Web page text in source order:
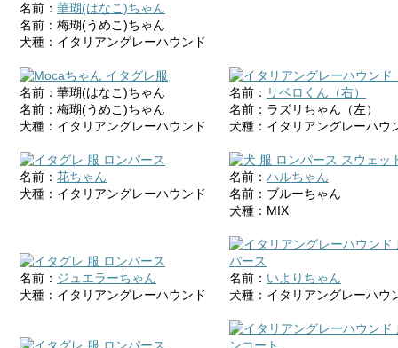
名前： 華瑚(はなこ)ちゃん
名前：梅瑚(うめこ)ちゃん
犬種：イタリアングレーハウンド
名前：華瑚(はなこ)ちゃん
名前：梅瑚(うめこ)ちゃん
犬種：イタリアングレーハウンド
名前： リベロくん（右）
名前：ラズリちゃん（左）
犬種：イタリアングレーハウ
名前： 花ちゃん
犬種：イタリアングレーハウンド
名前： ハルちゃん
名前：ブルーちゃん
犬種：MIX
名前： ジュエラーちゃん
犬種：イタリアングレーハウンド
名前： いよりちゃん
犬種：イタリアングレーハウ